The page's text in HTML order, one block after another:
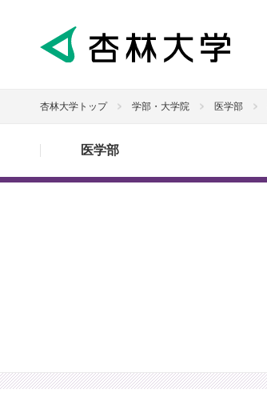
杏林大学トップ 学部・大学院 医学部
医学部